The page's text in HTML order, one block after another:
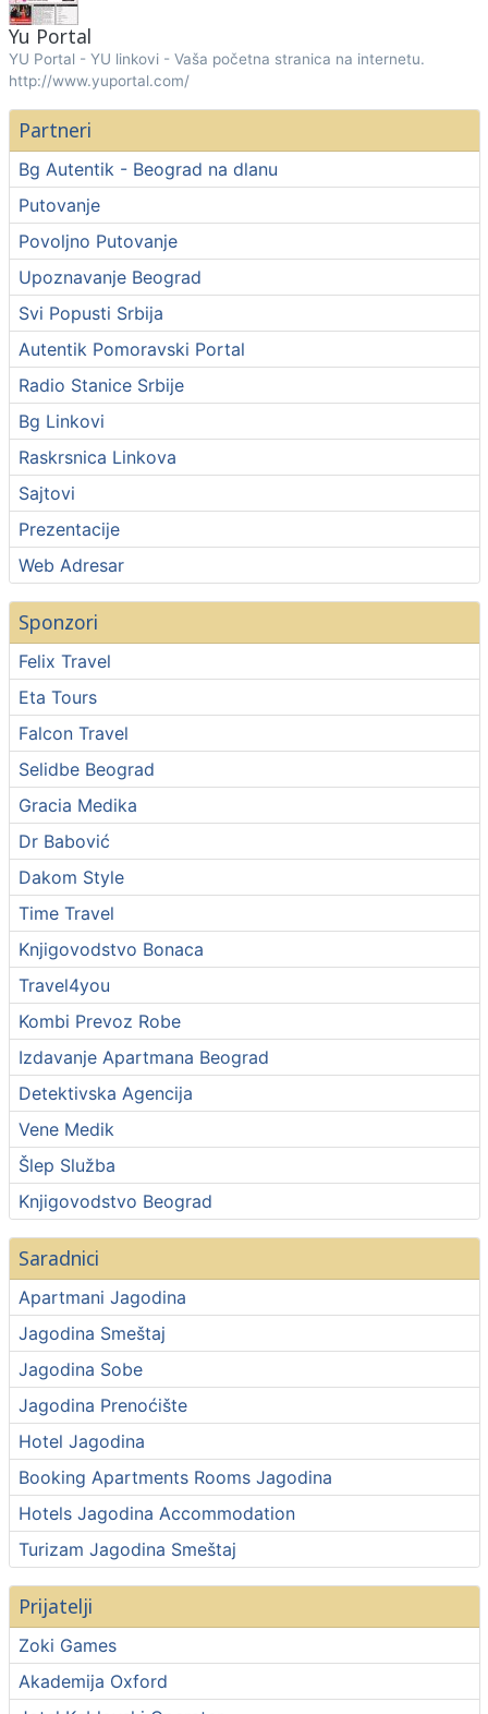
Yu Portal
YU Portal - YU linkovi - Vaša početna stranica na internetu.
http://www.yuportal.com/
Partneri
Bg Autentik - Beograd na dlanu
Putovanje
Povoljno Putovanje
Upoznavanje Beograd
Svi Popusti Srbija
Autentik Pomoravski Portal
Radio Stanice Srbije
Bg Linkovi
Raskrsnica Linkova
Sajtovi
Prezentacije
Web Adresar
Sponzori
Felix Travel
Eta Tours
Falcon Travel
Selidbe Beograd
Gracia Medika
Dr Babović
Dakom Style
Time Travel
Knjigovodstvo Bonaca
Travel4you
Kombi Prevoz Robe
Izdavanje Apartmana Beograd
Detektivska Agencija
Vene Medik
Šlep Služba
Knjigovodstvo Beograd
Saradnici
Apartmani Jagodina
Jagodina Smeštaj
Jagodina Sobe
Jagodina Prenoćište
Hotel Jagodina
Booking Apartments Rooms Jagodina
Hotels Jagodina Accommodation
Turizam Jagodina Smeštaj
Prijatelji
Zoki Games
Akademija Oxford